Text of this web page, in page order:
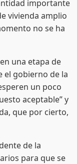
importante
vivienda amplio
no se ha
una etapa de
el gobierno de la
un poco
aceptable” y
que por cierto,
de la
para que se